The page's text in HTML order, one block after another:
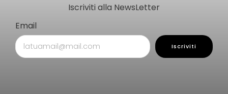
Iscriviti alla NewsLetter
Email
Iscriviti